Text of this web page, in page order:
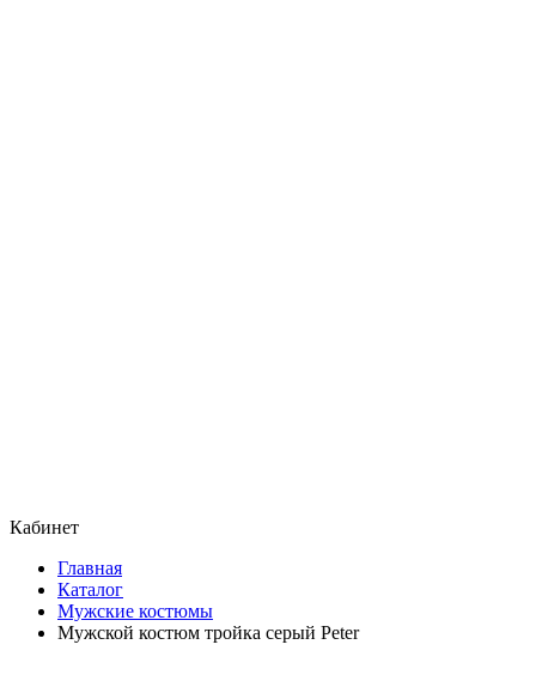
Кабинет
Главная
Каталог
Мужские костюмы
Мужской костюм тройка серый Peter